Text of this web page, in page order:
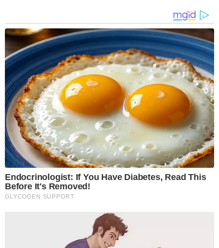
Endocrinologist: If You Have Diabetes, Read This
Before It's Removed!
GLYCOGEN SUPPORT